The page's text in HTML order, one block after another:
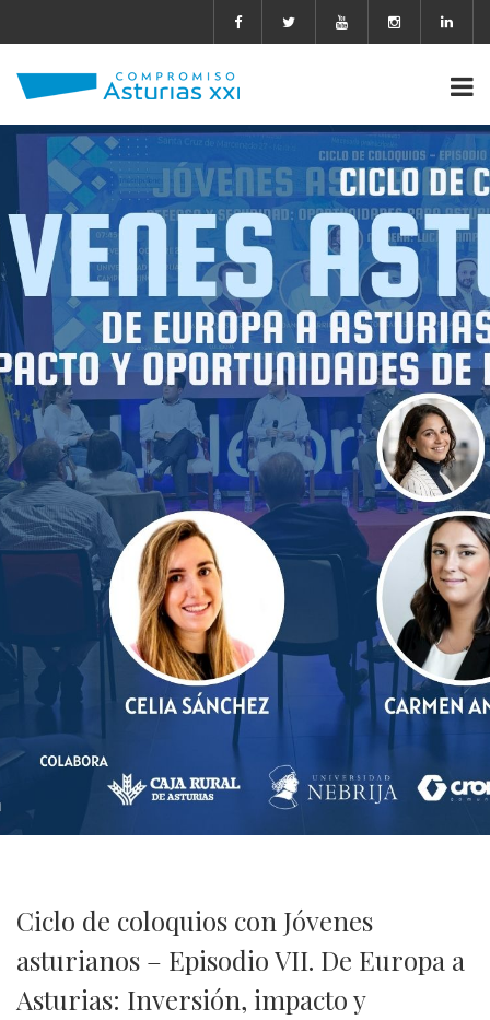
Ciclo de coloquios con Jóvenes
asturianos – Episodio VII. De Europa a
Asturias: Inversión, impacto y